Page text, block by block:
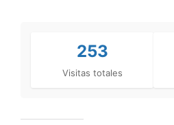
253
Visitas totales